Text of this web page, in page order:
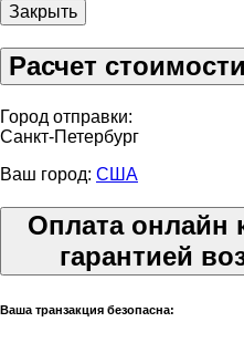
Закрыть
Расчет
Город отправки:
Санкт-Петербург
Ваш город: США
Оплата онлайн
гарантией
Ваша транзакция безопасна: